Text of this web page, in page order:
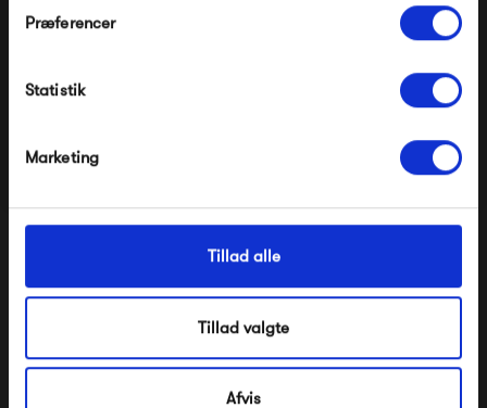
Præferencer
Statistik
Marketing
Tillad alle
Tillad valgte
Afvis
HAY Nelson Bubble Lamp
Crisscross Cigar
Design by Us New Wave
*Ved at tilmelde dig accepterer du at modtage e-